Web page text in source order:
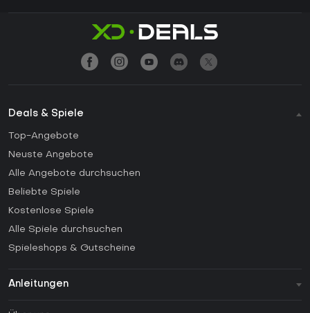
Deals & Spiele
Top-Angebote
Neuste Angebote
Alle Angebote durchsuchen
Beliebte Spiele
Kostenlose Spiele
Alle Spiele durchsuchen
Spieleshops & Gutscheine
Anleitungen